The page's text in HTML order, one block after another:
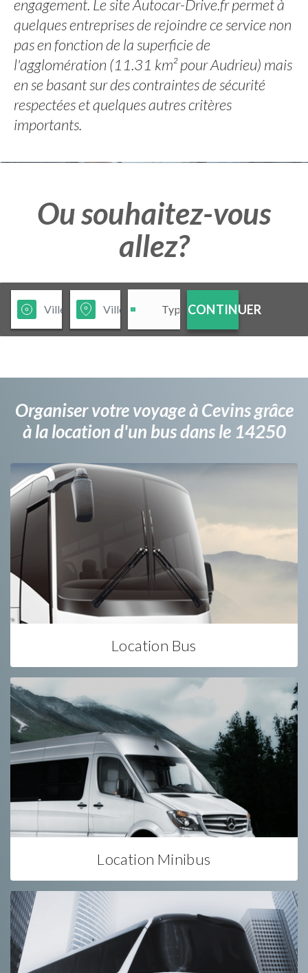
engagement. Le site Autocar-Drive.fr permet à
quelques entreprises de rejoindre ce service non
pas en fonction de la superficie de
l'agglomération (11.31 km² pour Audrieu) mais
en se basant sur des contraintes de sécurité
respectées et quelques autres critères
importants.
Ou souhaitez-vous
allez?
CONTINUER
Organiser votre voyage à Cevins grâce
à la location d'un bus dans le 14250
Location Bus
Location Minibus